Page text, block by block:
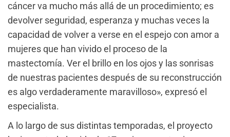
cáncer va mucho más allá de un procedimiento; es
devolver seguridad, esperanza y muchas veces la
capacidad de volver a verse en el espejo con amor a
mujeres que han vivido el proceso de la
mastectomía. Ver el brillo en los ojos y las sonrisas
de nuestras pacientes después de su reconstrucción
es algo verdaderamente maravilloso», expresó el
especialista.
A lo largo de sus distintas temporadas, el proyecto